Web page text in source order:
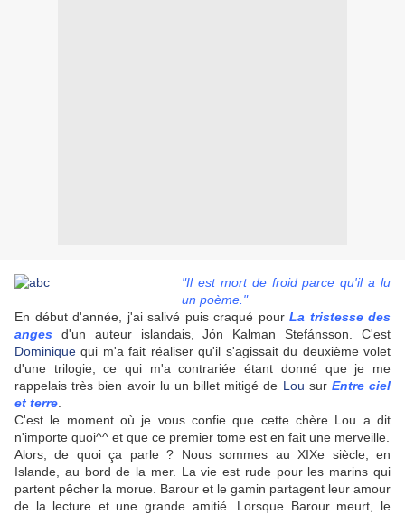
"Il est mort de froid parce qu'il a lu
un poème."
En début d'année, j'ai salivé puis craqué pour La tristesse des
anges d'un auteur islandais, Jón Kalman Stefánsson. C'est
Dominique qui m'a fait réaliser qu'il s'agissait du deuxième volet
d'une trilogie, ce qui m'a contrariée étant donné que je me
rappelais très bien avoir lu un billet mitigé de Lou sur Entre ciel
et terre
C'est le moment où je vous confie que cette chère Lou a dit
n'importe quoi^^ et que ce premier tome est en fait une merveille.
Alors, de quoi ça parle ? Nous sommes au XIXe siècle, en
Islande, au bord de la mer. La vie est rude pour les marins qui
partent pêcher la morue. Barour et le gamin partagent leur amour
de la lecture et une grande amitié. Lorsque Barour meurt, le